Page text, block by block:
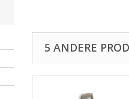
5 ANDERE